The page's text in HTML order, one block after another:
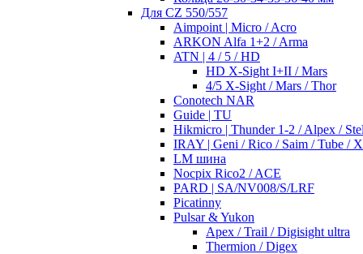
Для CZ 550/557
Aimpoint | Micro / Acro
ARKON Alfa 1+2 / Arma
ATN | 4 / 5 / HD
HD X-Sight I+II / Mars
4/5 X-Sight / Mars / Thor
Conotech NAR
Guide | TU
Hikmicro | Thunder 1-2 / Alpex /
IRAY | Geni / Rico / Saim / Tube /
LM шина
Nocpix Rico2 / ACE
PARD | SA/NV008/S/LRF
Picatinny
Pulsar & Yukon
Apex / Trail / Digisight ultra
Thermion / Digex